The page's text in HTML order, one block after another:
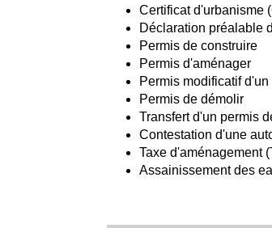
Certificat d'urbanisme
Déclaration préalable
Permis de construire
Permis d'aménager
Permis modificatif
Permis de démolir
Transfert d'un permis
Contestation d'une
Taxe d'aménagement
Assainissement des